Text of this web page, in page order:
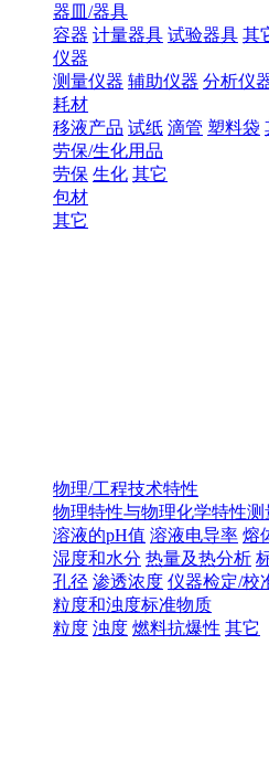
器皿/器具
容器 计量器具 试验器具 其
仪器
测量仪器 辅助仪器 分析仪
耗材
移液产品 试纸 滴管 塑料袋
劳保/生化用品
劳保 生化 其它
包材
其它
物理/工程技术特性
物理特性与物理化学特性
溶液的pH值 溶液电导率 熔
湿度和水分 热量及热分析
孔径 渗透浓度 仪器检定/校
粒度和浊度标准物质
粒度 浊度 燃料抗爆性 其它